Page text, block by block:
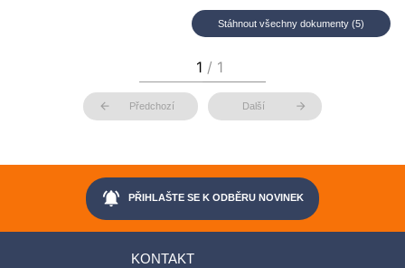
Stáhnout všechny dokumenty (5)
arrow_back Předchozí Další arrow_forward
notifications_active PŘIHLAŠTE SE K ODBĚRU NOVINEK
KONTAKT